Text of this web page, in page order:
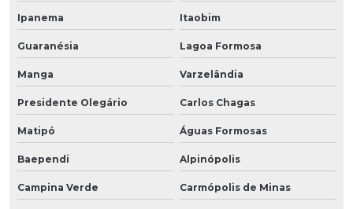
Ipanema Itaobim
Guaranésia Lagoa Formosa
Manga Varzelândia
Presidente Olegário Carlos Chagas
Matipó Águas Formosas
Baependi Alpinópolis
Campina Verde Carmópolis de Minas